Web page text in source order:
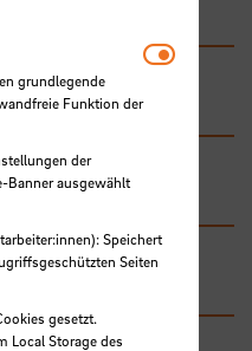
grundlegende
Funktion der
der
Banner ausgewählt
Speichert
Seiten
gesetzt.
Local Storage des